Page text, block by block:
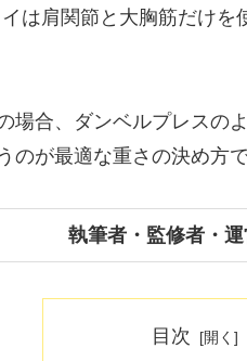
は肩関節と大胸筋だけ
場合、ダンベルプレスの
のが最適な重さの決め方で
執筆者・監修者・
目次